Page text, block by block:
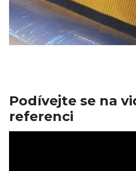
Podívejte se na
referenci